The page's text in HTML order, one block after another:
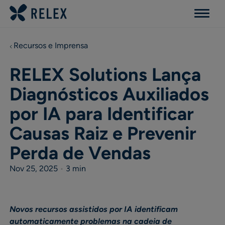
Menu
Recursos e Imprensa
RELEX Solutions Lança
Diagnósticos Auxiliados
por IA para Identificar
Causas Raiz e Prevenir
Perda de Vendas
Nov 25, 2025 • 3 min
Novos recursos assistidos por IA identificam
automaticamente problemas na cadeia de